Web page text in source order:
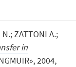
N.; ZATTONI A.;
in
2004,